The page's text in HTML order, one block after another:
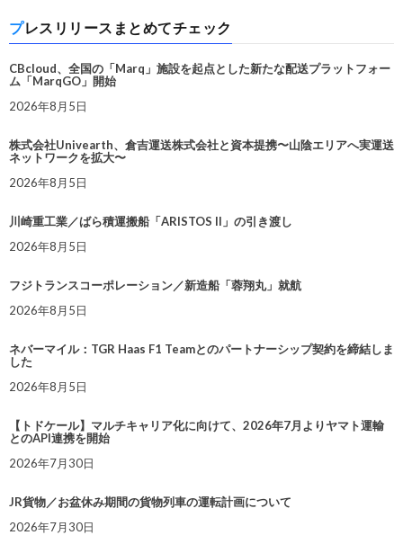
プレスリリースまとめてチェック
CBcloud、全国の「Marq」施設を起点とした新たな配送プラットフォー
ム「MarqGO」開始
2026年8月5日
株式会社Univearth、倉吉運送株式会社と資本提携〜山陰エリアへ実運送
ネットワークを拡大〜
2026年8月5日
川崎重工業／ばら積運搬船「ARISTOS II」の引き渡し
2026年8月5日
フジトランスコーポレーション／新造船「蓉翔丸」就航
2026年8月5日
ネバーマイル：TGR Haas F1 Teamとのパートナーシップ契約を締結しま
した
2026年8月5日
【トドケール】マルチキャリア化に向けて、2026年7月よりヤマト運輸
とのAPI連携を開始
2026年7月30日
JR貨物／お盆休み期間の貨物列車の運転計画について
2026年7月30日